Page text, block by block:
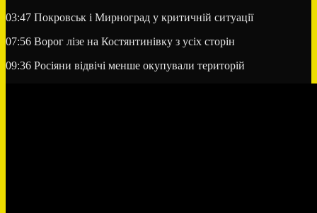
03:47 Покровськ і Мирноград у критичній ситуації
07:56 Ворог лізе на Костянтинівку з усіх сторін
09:36 Росіяни відвічі менше окупували територій